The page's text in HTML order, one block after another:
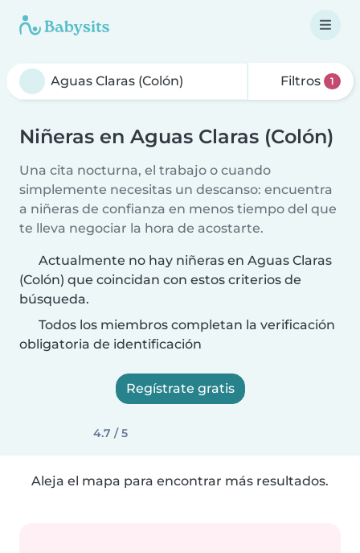
Filtros 1
Niñeras en Aguas Claras (Colón)
Una cita nocturna, el trabajo o cuando
simplemente necesitas un descanso: encuentra
a niñeras de confianza en menos tiempo del que
te lleva negociar la hora de acostarte.
Actualmente no hay niñeras en Aguas Claras
(Colón) que coincidan con estos criterios de
búsqueda.
Todos los miembros completan la verificación
obligatoria de identificación
Regístrate gratis
4.7 / 5
Aleja el mapa para encontrar más resultados.